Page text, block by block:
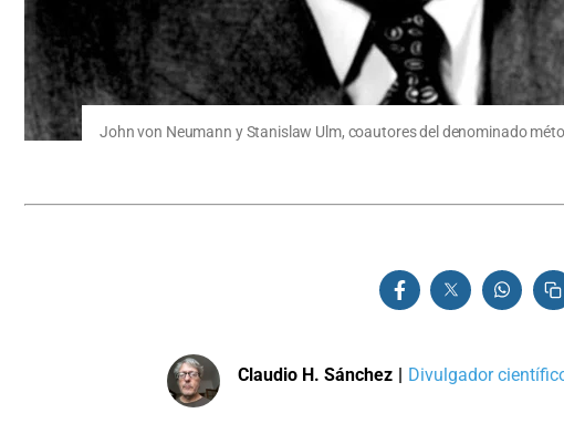
John von Neumann y Stanislaw Ulm, coautores del denominado
Claudio H. Sánchez | Divulgador